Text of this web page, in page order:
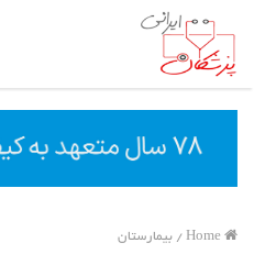
/ بیمارستان‌